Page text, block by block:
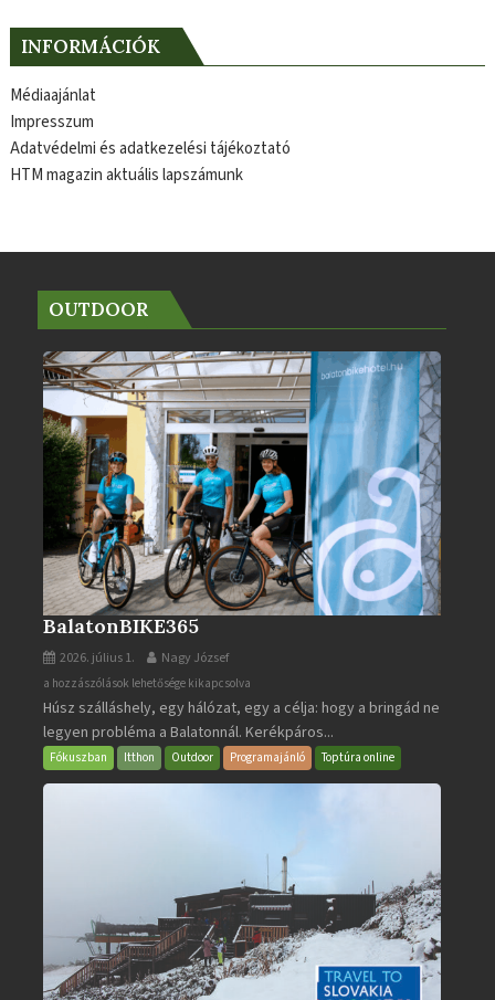
INFORMÁCIÓK
Médiaajánlat
Impresszum
Adatvédelmi és adatkezelési tájékoztató
HTM magazin aktuális lapszámunk
OUTDOOR
BalatonBIKE365
2026. július 1. Nagy József
BalatonBIKE365
bejegyzéshez
a hozzászólások lehetősége kikapcsolva
Húsz szálláshely, egy hálózat, egy a célja: hogy a bringád ne
legyen probléma a Balatonnál. Kerékpáros...
Fókuszban Itthon Outdoor Programajánló Toptúra online